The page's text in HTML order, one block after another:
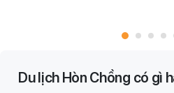
Du lịch Hòn Chồng có gì